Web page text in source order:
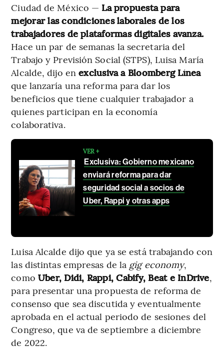
Ciudad de México — La propuesta para
mejorar las condiciones laborales de los
trabajadores de plataformas digitales avanza.
Hace un par de semanas la secretaria del
Trabajo y Previsión Social (STPS), Luisa María
Alcalde, dijo enexclusiva a Bloomberg Línea
que lanzaría una reforma para dar los
beneficios que tiene cualquier trabajador a
quienes participan en la economía
colaborativa.
VER +
Exclusiva: Gobierno mexicano
enviará reforma para dar
seguridad social a socios de
Uber, Rappi y otras apps
Luisa Alcalde dijo que ya se está trabajando con
las distintas empresas de la gig economy,
como Uber, Didi, Rappi, Cabify, Beat e InDrive,
para presentar una propuesta de reforma de
consenso que sea discutida y eventualmente
aprobada en el actual periodo de sesiones del
Congreso, que va de septiembre a diciembre
de 2022.